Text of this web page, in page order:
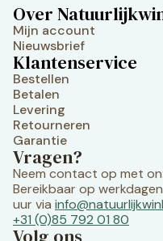
Over
Mijn account
Nieuwsbrief
Klantenservice
Bestellen
Betalen
Levering
Retourneren
Garantie
Vragen?
Neem contact op met
Bereikbaar op
uur via
+31 (0)85 792 01 80
Volg ons